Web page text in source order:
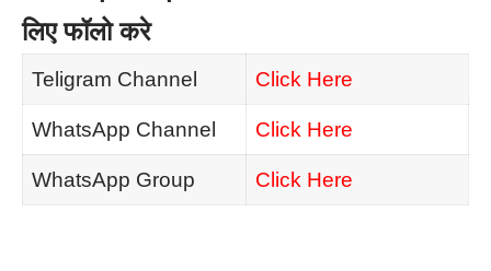
लिए फॉलो करे
Teligram Channel Click Here
WhatsApp Channel Click Here
WhatsApp Group Click Here